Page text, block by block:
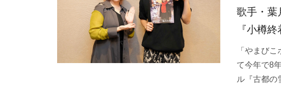
歌手・
『小樽
「やまび
て今年で8
ル『古都の